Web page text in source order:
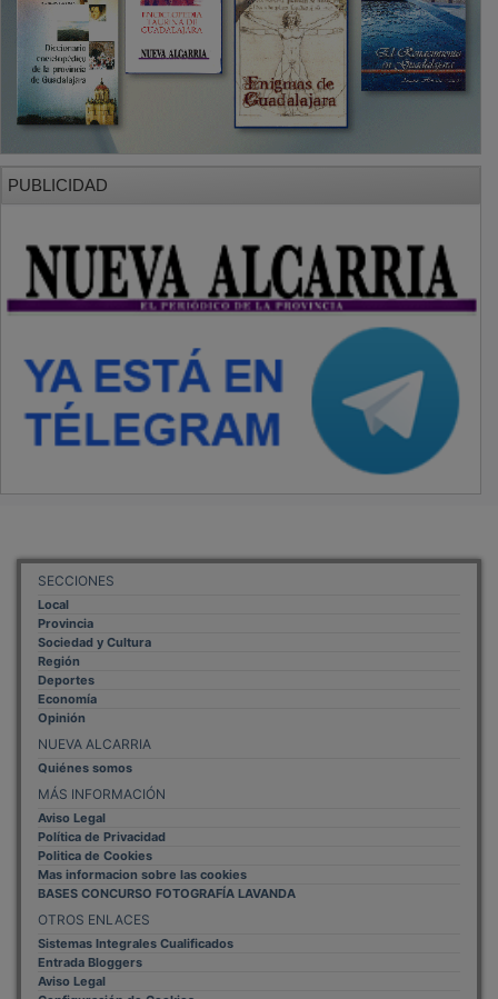
SECCIONES
Local
Provincia
Sociedad y Cultura
Región
Deportes
Economía
Opinión
NUEVA ALCARRIA
Quiénes somos
MÁS INFORMACIÓN
Aviso Legal
Política de Privacidad
Politica de Cookies
Mas informacion sobre las cookies
BASES CONCURSO FOTOGRAFÍA LAVANDA
Sistemas Integrales Cualificados
Entrada Bloggers
Aviso Legal
Configuración de Cookies